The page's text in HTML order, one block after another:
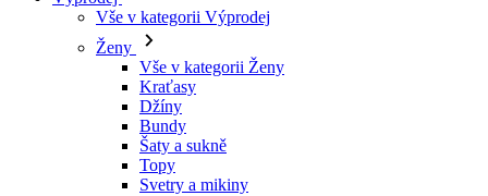
Ženy
Vše v kategorii Ženy
Kraťasy
Džíny
Bundy
Šaty a sukně
Topy
Svetry a mikiny
Kabáty
Doplňky